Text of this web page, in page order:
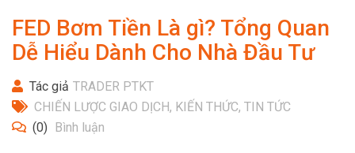
FED Bơm Tiền Là gì? Tổng Quan
Dễ Hiểu Dành Cho Nhà Đầu Tư
Tác giả TRADER PTKT
CHIẾN LƯỢC GIAO DỊCH, KIẾN THỨC, TIN TỨC
(0) Bình luận